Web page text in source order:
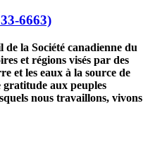
6663)
la Société canadienne du
et régions visés par des
et les eaux à la source de
aux peuples
nous travaillons, vivons